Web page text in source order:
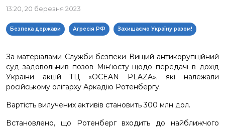
13:20, 20 березня 2023
Безпека держави Агресія РФ Захищаємо Україну разом!
За матеріалами Служби безпеки Вищий антикорупційний
суд задовольнив позов Мін’юсту щодо передачі в дохід
України акцій ТЦ «OCEAN PLAZA», які належали
російському олігарху Аркадію Ротенбергу.
Вартість вилучених активів становить 300 млн дол.
Встановлено, що Ротенберг входить до найближчого